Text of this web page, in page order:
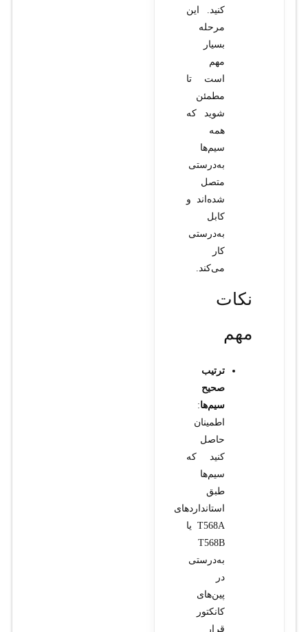
کنید. این
مرحله
بسیار
مهم
است تا
مطمئن
شوید که
همه
سیم‌ها
به‌درستی
متصل
شده‌اند و
کابل
به‌درستی
کار
می‌کند.
نکات
مهم
ترتیب
صحیح
سیم‌ها:
اطمینان
حاصل
کنید که
سیم‌ها
طبق
استانداردهای
T568A یا
T568B
به‌درستی
در
پین‌های
کانکتور
قرار